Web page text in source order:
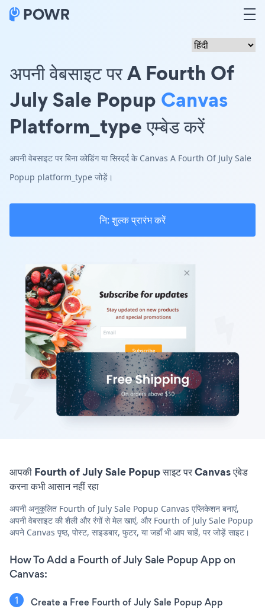
अपनी वेबसाइट पर A Fourth Of
July Sale Popup Canvas
Platform_type एम्बेड करें
अपनी वेबसाइट पर बिना कोडिंग या सिरदर्द के Canvas A Fourth Of July Sale
Popup platform_type जोड़ें।
नि: शुल्क प्रारंभ करें
आपकी Fourth of July Sale Popup साइट पर Canvas एंबेड
करना कभी आसान नहीं रहा
अपनी अनुकूलित Fourth of July Sale Popup Canvas एप्लिकेशन बनाएं,
अपनी वेबसाइट की शैली और रंगों से मेल खाएं, और Fourth of July Sale Popup
अपने Canvas पृष्ठ, पोस्ट, साइडबार, फुटर, या जहाँ भी आप चाहें, पर जोड़ें साइट।
How To Add a Fourth of July Sale Popup App on
Canvas:
Create a Free Fourth of July Sale Popup App